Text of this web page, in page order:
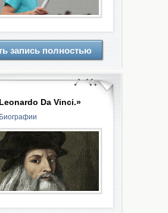
запись полностью
Da Vinci.»
Биографии